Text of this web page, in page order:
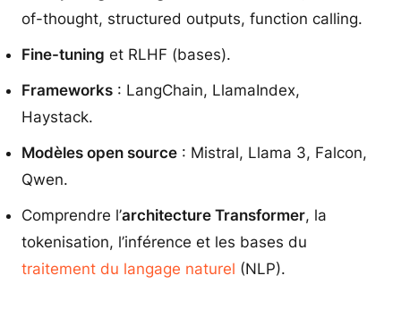
of-thought, structured outputs, function calling.
Fine-tuning et RLHF (bases).
Frameworks : LangChain, LlamaIndex,
Haystack.
Modèles open source : Mistral, Llama 3, Falcon,
Qwen.
Comprendre l’architecture Transformer, la
tokenisation, l’inférence et les bases du
traitement du langage naturel (NLP).